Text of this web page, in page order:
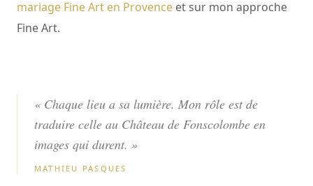
mariage Fine Art en Provence et sur mon approche
Fine Art.
« Chaque lieu a sa lumière. Mon rôle est de
traduire celle au Château de Fonscolombe en
images qui durent. »
MATHIEU PASQUES